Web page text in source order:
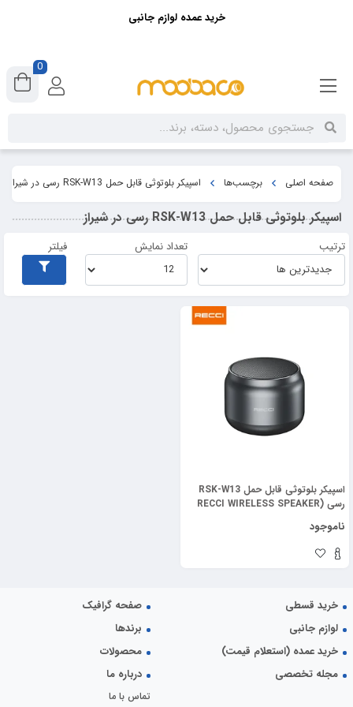
صفحه اصلی برچسب‌ها اسپیکر بلوتوثی قابل حمل RSK-W13 رسی در شیراز
اسپیکر بلوتوثی قابل حمل RSK-W13 رسی در شیراز
ترتیب تعداد نمایش فیلتر
اسپیکر بلوتوثی قابل حمل RSK-W13
رسی (RECCI WIRELESS SPEAKER
ناموجود
خرید قسطی
صفحه گرافیک
لوازم جانبی
برندها
خرید عمده (استعلام قیمت)
محصولات
مجله تخصصی
درباره ما
تماس با ما
خرید عمده لوازم جانبی
0